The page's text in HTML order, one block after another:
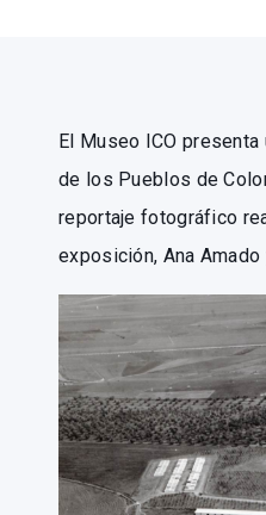
El Museo ICO
de los Pueblos de
reportaje fotográfico
exposición, Ana